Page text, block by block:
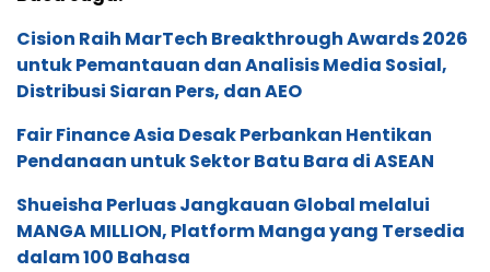
Cision Raih MarTech Breakthrough Awards 2026
untuk Pemantauan dan Analisis Media Sosial,
Distribusi Siaran Pers, dan AEO
Fair Finance Asia Desak Perbankan Hentikan
Pendanaan untuk Sektor Batu Bara di ASEAN
Shueisha Perluas Jangkauan Global melalui
MANGA MILLION, Platform Manga yang Tersedia
dalam 100 Bahasa